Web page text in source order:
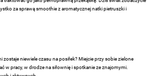
za sprawą smoothie z aromatycznej natki pietruszki i
niewiele czasu na posiłek? Miejcie przy sobie zielone
w pracy, w drodze na siłownię i spotkanie ze znajomymi.